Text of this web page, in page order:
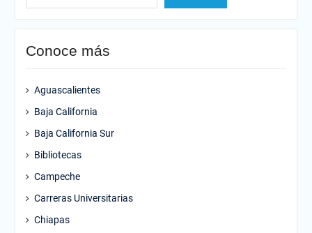
Conoce más
Aguascalientes
Baja California
Baja California Sur
Bibliotecas
Campeche
Carreras Universitarias
Chiapas